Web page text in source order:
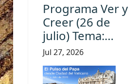
Programa Ver y
Creer (26 de
julio) Tema:…
Jul 27, 2026